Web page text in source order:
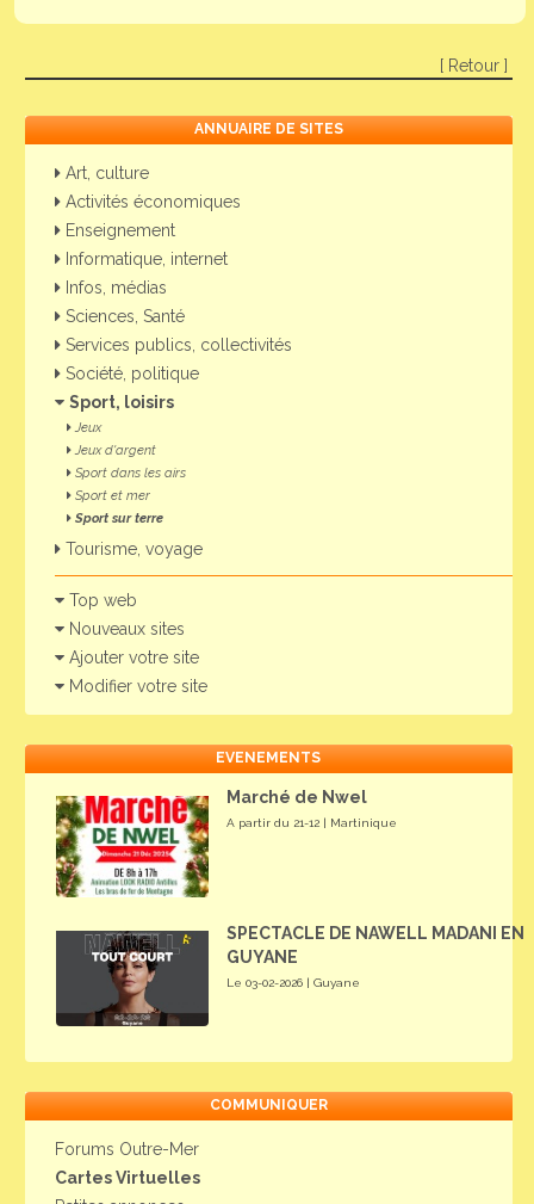
[ Retour ]
ANNUAIRE DE SITES
Art, culture
Activités économiques
Enseignement
Informatique, internet
Infos, médias
Sciences, Santé
Services publics, collectivités
Société, politique
Sport, loisirs
Jeux
Jeux d'argent
Sport dans les airs
Sport et mer
Sport sur terre
Tourisme, voyage
Top web
Nouveaux sites
Ajouter votre site
Modifier votre site
EVENEMENTS
Marché de Nwel
A partir du 21-12 | Martinique
SPECTACLE DE NAWELL MADANI EN
GUYANE
Le 03-02-2026 | Guyane
COMMUNIQUER
Forums Outre-Mer
Cartes Virtuelles